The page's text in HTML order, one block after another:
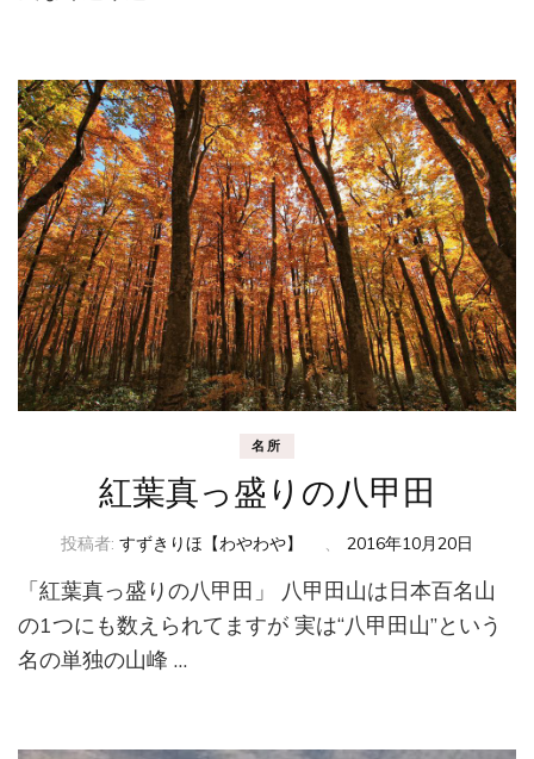
名所
紅葉真っ盛りの八甲田
投稿者: すずきりほ【わやわや】 、 2016年10月20日
「紅葉真っ盛りの八甲田」 八甲田山は日本百名山
の1つにも数えられてますが 実は“八甲田山”という
名の単独の山峰 …